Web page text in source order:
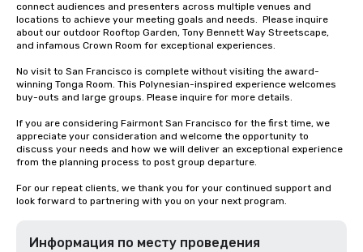
connect audiences and presenters across multiple venues and
locations to achieve your meeting goals and needs.  Please inquire
about our outdoor Rooftop Garden, Tony Bennett Way Streetscape,
and infamous Crown Room for exceptional experiences.
No visit to San Francisco is complete without visiting the award-
winning Tonga Room. This Polynesian-inspired experience welcomes
buy-outs and large groups. Please inquire for more details.
If you are considering Fairmont San Francisco for the first time, we
appreciate your consideration and welcome the opportunity to
discuss your needs and how we will deliver an exceptional experience
from the planning process to post group departure.
For our repeat clients, we thank you for your continued support and
look forward to partnering with you on your next program.
Информация по месту проведения